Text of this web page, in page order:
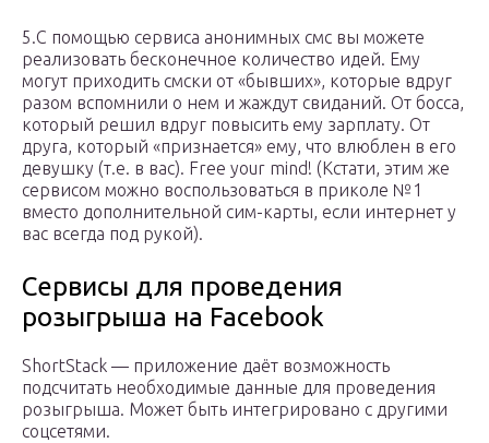
5.С помощью сервиса анонимных смс вы можете
реализовать бесконечное количество идей. Ему
могут приходить смски от «бывших», которые вдруг
разом вспомнили о нем и жаждут свиданий. От босса,
который решил вдруг повысить ему зарплату. От
друга, который «признается» ему, что влюблен в его
девушку (т.е. в вас). Free your mind! (Кстати, этим же
сервисом можно воспользоваться в приколе №1
вместо дополнительной сим-карты, если интернет у
вас всегда под рукой).
Сервисы для проведения
розыгрыша на Facebook
ShortStack — приложение даёт возможность
подсчитать необходимые данные для проведения
розыгрыша. Может быть интегрировано с другими
соцсетями.